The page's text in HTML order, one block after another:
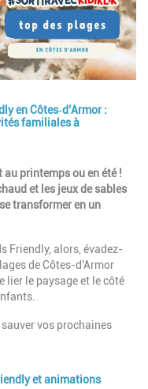
en Côtes‑d’Armor :
familiales à
printemps ou en été !
et les jeux de sables
transformer en un
Friendly, alors, évadez-
de Côtes-d'Armor
lier le paysage et le côté
vos prochaines
et animations